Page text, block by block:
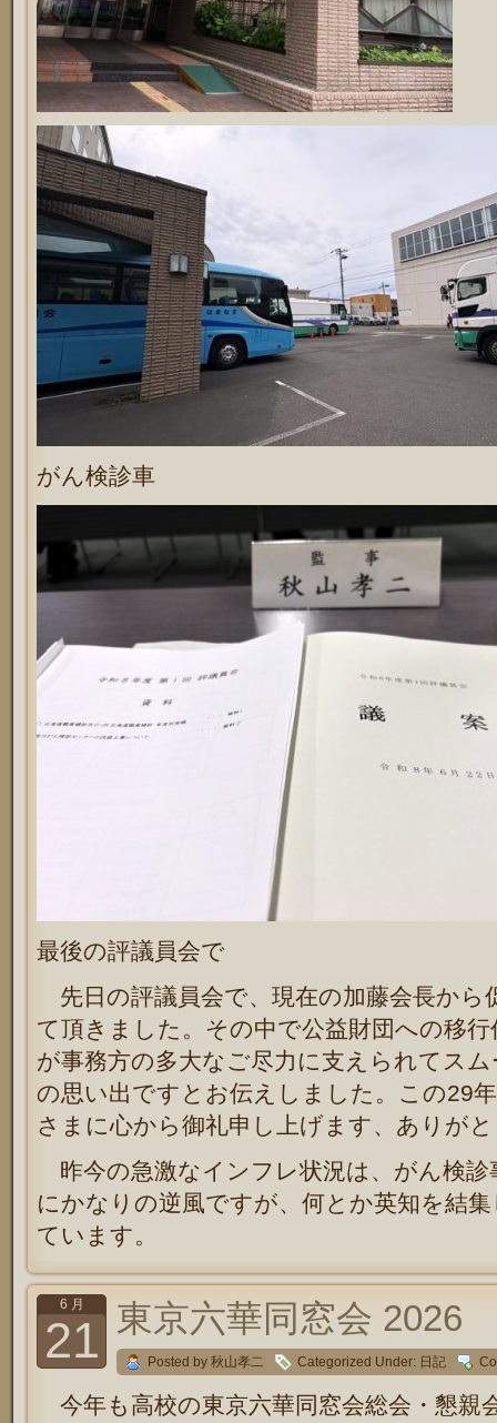
がん検診車
最後の評議員会で
先日の評議員会で、現在の加藤会長から
て頂きました。その中で公益財団への移
が事務方の多大なご尽力に支えられてス
の思い出ですとお伝えしました。この29
さまに心から御礼申し上げます、ありが
昨今の急激なインフレ状況は、がん検診
にかなりの逆風ですが、何とか英知を結
ています。
6 月
21 東京六華同窓会 2026
Posted by 秋山孝二 Categorized Under: 日記
今年も高校の東京六華同窓会総会・懇親